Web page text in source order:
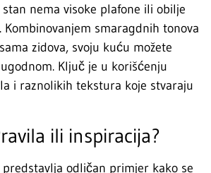
nema visoke plafone ili obilje
smaragdnih tonova
zidova, svoju kuću možete
Ključ je u korišćenju
i raznolikih tekstura koje stvaraju
ili inspiracija?
predstavlja odličan primjer kako se